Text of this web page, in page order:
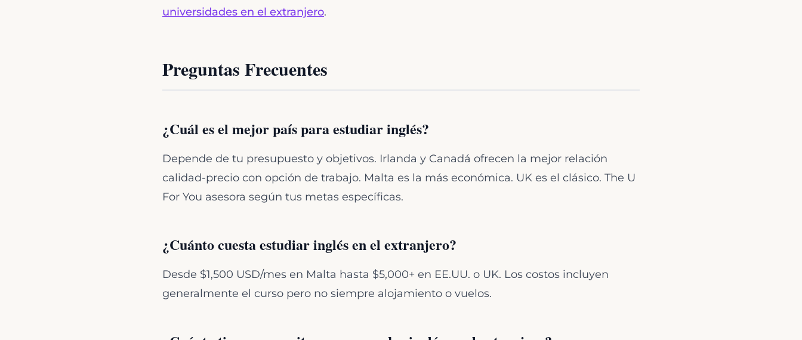
universidades en el extranjero.
Preguntas Frecuentes
¿Cuál es el mejor país para estudiar inglés?
Depende de tu presupuesto y objetivos. Irlanda y Canadá ofrecen la mejor relación
calidad-precio con opción de trabajo. Malta es la más económica. UK es el clásico. The U
For You asesora según tus metas específicas.
¿Cuánto cuesta estudiar inglés en el extranjero?
Desde $1,500 USD/mes en Malta hasta $5,000+ en EE.UU. o UK. Los costos incluyen
generalmente el curso pero no siempre alojamiento o vuelos.